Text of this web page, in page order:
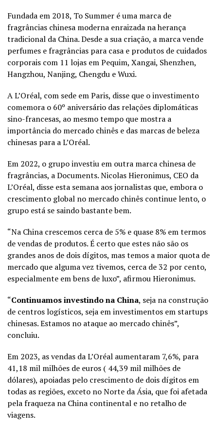
Fundada em 2018, To Summer é uma marca de
fragrâncias chinesa moderna enraizada na herança
tradicional da China. Desde a sua criação, a marca vende
perfumes e fragrâncias para casa e produtos de cuidados
corporais com 11 lojas em Pequim, Xangai, Shenzhen,
Hangzhou, Nanjing, Chengdu e Wuxi.
A L’Oréal, com sede em Paris, disse que o investimento
comemora o 60º aniversário das relações diplomáticas
sino-francesas, ao mesmo tempo que mostra a
importância do mercado chinês e das marcas de beleza
chinesas para a L’Oréal.
Em 2022, o grupo investiu em outra marca chinesa de
fragrâncias, a Documents. Nicolas Hieronimus, CEO da
L’Oréal, disse esta semana aos jornalistas que, embora o
crescimento global no mercado chinês continue lento, o
grupo está se saindo bastante bem.
“Na China crescemos cerca de 5% e quase 8% em termos
de vendas de produtos. É certo que estes não são os
grandes anos de dois dígitos, mas temos a maior quota de
mercado que alguma vez tivemos, cerca de 32 por cento,
especialmente em bens de luxo”, afirmou Hieronimus.
“Continuamos investindo na China, seja na construção
de centros logísticos, seja em investimentos em startups
chinesas. Estamos no ataque ao mercado chinês”,
concluiu.
Em 2023, as vendas da L’Oréal aumentaram 7,6%, para
41,18 mil milhões de euros ( 44,39 mil milhões de
dólares), apoiadas pelo crescimento de dois dígitos em
todas as regiões, exceto no Norte da Ásia, que foi afetada
pela fraqueza na China continental e no retalho de
viagens.